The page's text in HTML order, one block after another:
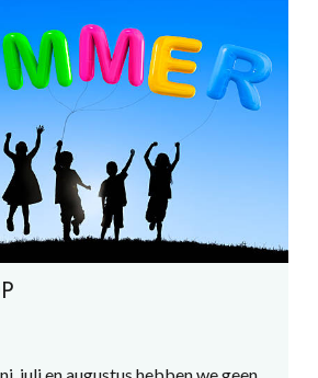
juli en augustus hebben we geen